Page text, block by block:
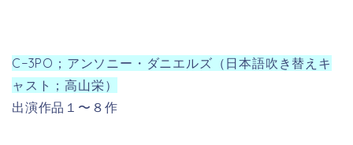
C−3PO；アンソニー・ダニエルズ（日本語吹き替えキ
ャスト；高山栄）
出演作品１〜８作